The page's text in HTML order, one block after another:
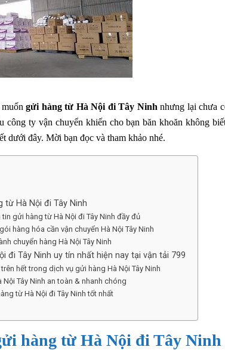
gửi hàng từ Hà Nội đi Tây Ninh nhưng lại chưa
công ty vận chuyển khiến cho bạn băn khoăn không
dưới đây. Mời bạn đọc và tham khảo nhé.
từ Hà Nội đi Tây Ninh
tin gửi hàng từ Hà Nội đi Tây Ninh đầy đủ
hàng hóa cần vận chuyển Hà Nội Tây Ninh
chuyển hàng Hà Nội Tây Ninh
đi Tây Ninh uy tín nhất hiện nay tại vận tải 799
hết trong dịch vụ gửi hàng Hà Nội Tây Ninh
Nội Tây Ninh an toàn & nhanh chóng
từ Hà Nội đi Tây Ninh tốt nhất
hàng từ Hà Nội đi Tây Ninh